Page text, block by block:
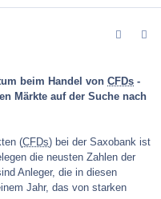
beim Handel von CFDs -
Märkte auf der Suche nach
(CFDs) bei der Saxobank ist
die neusten Zahlen der
Anleger, die in diesen
Jahr, das von starken